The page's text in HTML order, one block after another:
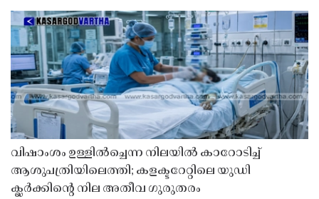
വിഷാംശം ഉള്ളിൽച്ചെന്ന നിലയിൽ കാറോടിച്ച്
ആശുപത്രിയിലെത്തി; കളക്ടറേറ്റിലെ യുഡി
ക്ലർക്കിൻ്റെ നില അതീവ ഗുരുതരം